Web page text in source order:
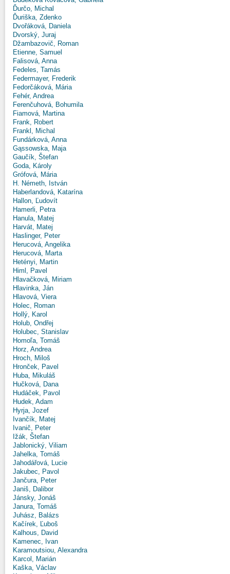
Ďurčo, Michal
Ďuriška, Zdenko
Dvořáková, Daniela
Dvorský, Juraj
Džambazovič, Roman
Etienne, Samuel
Falisová, Anna
Fedeles, Tamás
Federmayer, Frederik
Fedorčáková, Mária
Fehér, Andrea
Ferenčuhová, Bohumila
Fiamová, Martina
Frank, Robert
Frankl, Michal
Fundárková, Anna
Gąssowska, Maja
Gaučík, Štefan
Goda, Károly
Grófová, Mária
H. Németh, István
Haberlandová, Katarína
Hallon, Ľudovít
Hamerli, Petra
Hanula, Matej
Harvát, Matej
Haslinger, Peter
Herucová, Angelika
Herucová, Marta
Hetényi, Martin
Himl, Pavel
Hlavačková, Miriam
Hlavinka, Ján
Hlavová, Viera
Holec, Roman
Hollý, Karol
Holub, Ondřej
Holubec, Stanislav
Homoľa, Tomáš
Horz, Andrea
Hroch, Miloš
Hronček, Pavel
Huba, Mikuláš
Hučková, Dana
Hudáček, Pavol
Hudek, Adam
Hyrja, Jozef
Ivančík, Matej
Ivanič, Peter
Ižák, Štefan
Jablonický, Viliam
Jahelka, Tomáš
Jahodářová, Lucie
Jakubec, Pavol
Jančura, Peter
Janiš, Dalibor
Jánsky, Jonáš
Janura, Tomáš
Juhász, Balázs
Kačírek, Ľuboš
Kalhous, David
Kamenec, Ivan
Karamoutsiou, Alexandra
Karcol, Marián
Kaška, Václav